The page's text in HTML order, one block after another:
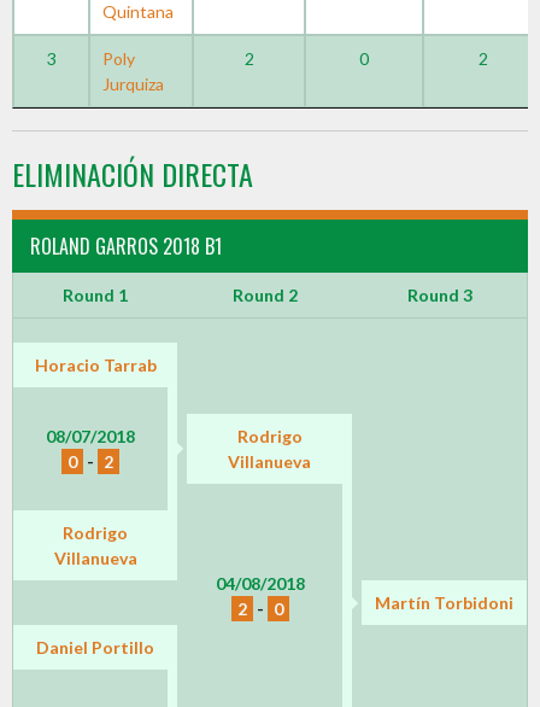
Quintana
3
Poly
Jurquiza
2 0 2
ELIMINACIÓN DIRECTA
ROLAND GARROS 2018 B1
Round 1 Round 2 Round 3
Horacio Tarrab
08/07/2018
0 - 2
Rodrigo
Villanueva
04/08/2018
2 - 0
Rodrigo
Villanueva
Martín Torbidoni
Daniel Portillo